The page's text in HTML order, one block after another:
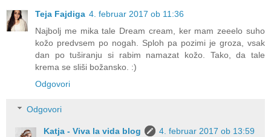
Teja Fajdiga 4. februar 2017 ob 11:36
Najbolj me mika tale Dream cream, ker mam zeeelo suho
kožo predvsem po nogah. Sploh pa pozimi je groza, vsak
dan po tuširanju si rabim namazat kožo. Tako, da tale
krema se sliši božansko. :)
Odgovori
Odgovori
Katja - Viva la vida blog
4. februar 2017 ob 13:59